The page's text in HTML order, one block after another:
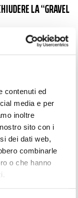
contenuti ed
inoltre
dei dati web,
combinarle
o che hanno
LA “GRAVEL
però alla Marca
super percorsi […]